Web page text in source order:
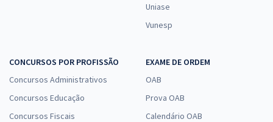
Uniase
Vunesp
CONCURSOS POR PROFISSÃO
Concursos Administrativos
Concursos Educação
Concursos Fiscais
EXAME DE ORDEM
OAB
Prova OAB
Calendário OAB